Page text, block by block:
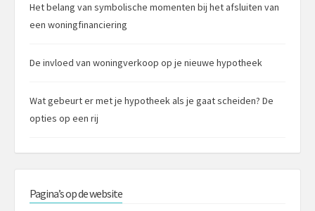
Het belang van symbolische momenten bij het afsluiten van
een woningfinanciering
De invloed van woningverkoop op je nieuwe hypotheek
Wat gebeurt er met je hypotheek als je gaat scheiden? De
opties op een rij
Pagina’s op de website